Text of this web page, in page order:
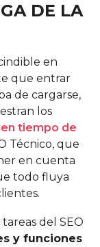
DE LA
en
que entrar
de cargarse,
los
tiempo de
Técnico, que
en cuenta
todo fluya
del SEO
y funciones